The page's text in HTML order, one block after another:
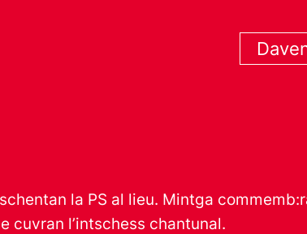
la PS al lieu. Mintga
cuvran l’intschess chantunal.